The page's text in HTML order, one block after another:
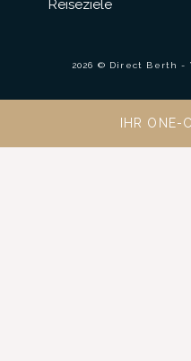
Reiseziele
2026 © Direct Berth -
IHR ONE-